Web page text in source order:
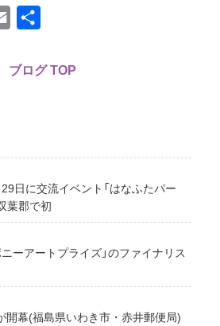
Email
ブログ TOP
日に交流イベント「はなふたパー
葉郡で初
ーアートプライズ」のファイナリス
開幕(福島県いわき市・赤井郵便局)